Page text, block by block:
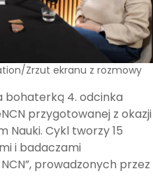
Zrzut ekranu z rozmowy
bohaterką 4. odcinka
przygotowanej z okazji
Nauki. Cykl tworzy 15
i badaczami
prowadzonych przez